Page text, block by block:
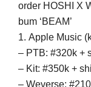
order HOSHI X
bum ‘BEAM’
1. Apple Music
– PTB: #320k +
– Kit: #350k +
– Weverse: